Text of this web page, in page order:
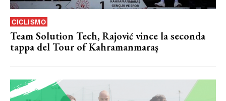
CICLISMO
Team Solution Tech, Rajović vince la seconda
tappa del Tour of Kahramanmaraş